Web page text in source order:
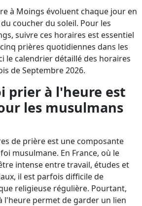
à Moings évoluent chaque jour en
coucher du soleil. Pour les
suivre ces horaires est essentiel
prières quotidiennes dans les
le calendrier détaillé des horaires
de Septembre 2026.
prier à l'heure est
les musulmans
de prière est une composante
musulmane. En France, où le
intense entre travail, études et
il est parfois difficile de
religieuse régulière. Pourtant,
l'heure permet de garder un lien